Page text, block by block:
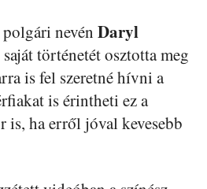
nevén Daryl
történetét osztotta meg
is fel szeretné hívni a
is érintheti ez a
is, ha erről jóval kevesebb